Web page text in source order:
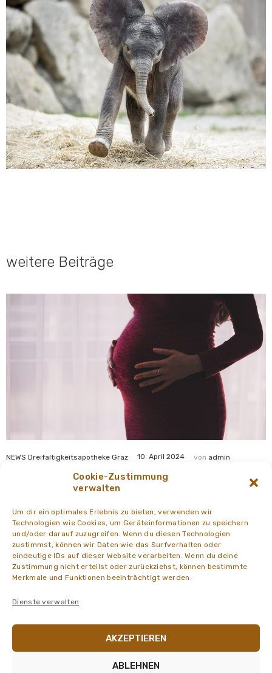
Cookie-Zustimmung
verwalten
Um dir ein optimales Erlebnis zu bieten, verwenden wir
Technologien wie Cookies, um Geräteinformationen zu speichern
und/oder darauf zuzugreifen. Wenn du diesen Technologien
zustimmst, können wir Daten wie das Surfverhalten oder
eindeutige IDs auf dieser Website verarbeiten. Wenn du deine
Zustimmung nicht erteilst oder zurückziehst, können bestimmte
Merkmale und Funktionen beeinträchtigt werden.
Dienste verwalten
AKZEPTIEREN
ABLEHNEN
weitere Beiträge
NEWS Dreifaltigkeitsapotheke Graz 10. April 2024 von admin
Schwanger: Was bei Übelkeit und Erbrechen hilft
NEWS Dreifaltigkeitsapotheke Graz 1. August 2023 vonadmin
100 Jahre Dreifaltigkeitsapotheke! Gewinnchance